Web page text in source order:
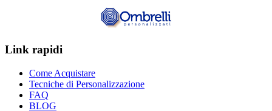
Link rapidi
Come Acquistare
Tecniche di Personalizzazione
FAQ
BLOG